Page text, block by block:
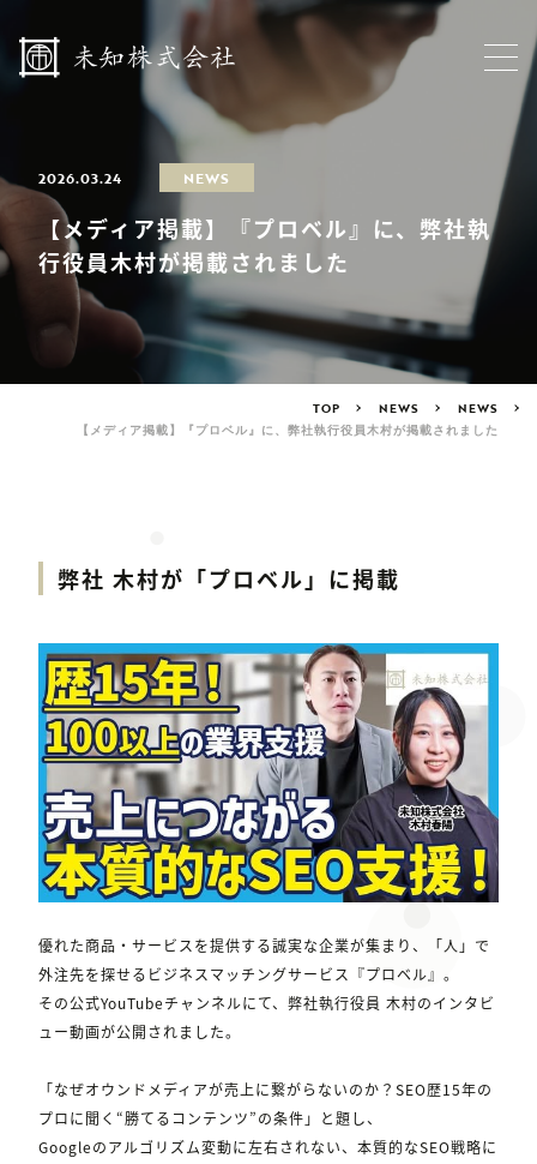
2026.03.24 NEWS
【メディア掲載】『プロベル』に、弊社執
行役員木村が掲載されました
TOP NEWS
NEWS
【メディア掲載】『プロベル』に、弊社執行役員木村が掲載されました
弊社 木村が「プロベル」に掲載
優れた商品・サービスを提供する誠実な企業が集まり、「人」で
外注先を探せるビジネスマッチングサービス『プロベル』。
その公式YouTubeチャンネルにて、弊社執行役員 木村のインタビ
ュー動画が公開されました。
「なぜオウンドメディアが売上に繋がらないのか？SEO歴15年の
プロに聞く“勝てるコンテンツ”の条件」と題し、
Googleのアルゴリズム変動に左右されない、本質的なSEO戦略に